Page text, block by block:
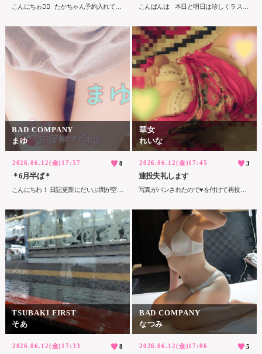
BAD COMPANY
まゆ
2026.06.12(金)17:57 8
＊6月半ば＊
こんにちわ！ 日記更新にだいぶ間が空いてしまい お久しぶりの更新になっちゃいました🥹 体調不良で今週の出勤予定が お休みになってしまった日もあり 今日から出勤になります🙌✨ 18-22時で出勤中🥰🙏 お休みなる前などに遊びに来てくれた 仲良しさんや初めましてさん お久しぶりに遊びに来てくれた方など とても感謝してます(꒪ˊ꒳ˋ꒪)✨ そして応援コメントも書いてくれた 仲良しさんありがと〜🥰🥰🎉 また遊びに来てね！待ってるよ–☺️🫰 ⌒*⌒*⌒*⌒*⌒*⌒*⌒*⌒*⌒*⌒*⌒* 買ってから冷凍庫に入れておいてた 気になるアイスクリームがこちら！ パッケージも可愛くて気になってたけど 美味しそうすぎて全4種類を とりあえず買ってみました🤭🍨♡ 暑い日に食べるぞー！って事で まだ食べてないけど楽しみ🥳🙌
華女
れいな
2026.06.12(金)17:45 3
連投失礼します
写真がバンされたので♥️を付けて再投稿 ほんと厳しくなったなぁ、ｼﾃｨﾍﾌﾞﾝは😮‍💨エロイ姿見せたいだけなのにー
TSUBAKI FIRST
そあ
2026.06.12(金)17:33 8
BAD COMPANY
なつみ
2026.06.12(金)17:06 5